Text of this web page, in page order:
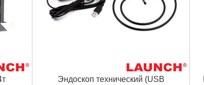
Эндоскоп технический (USB